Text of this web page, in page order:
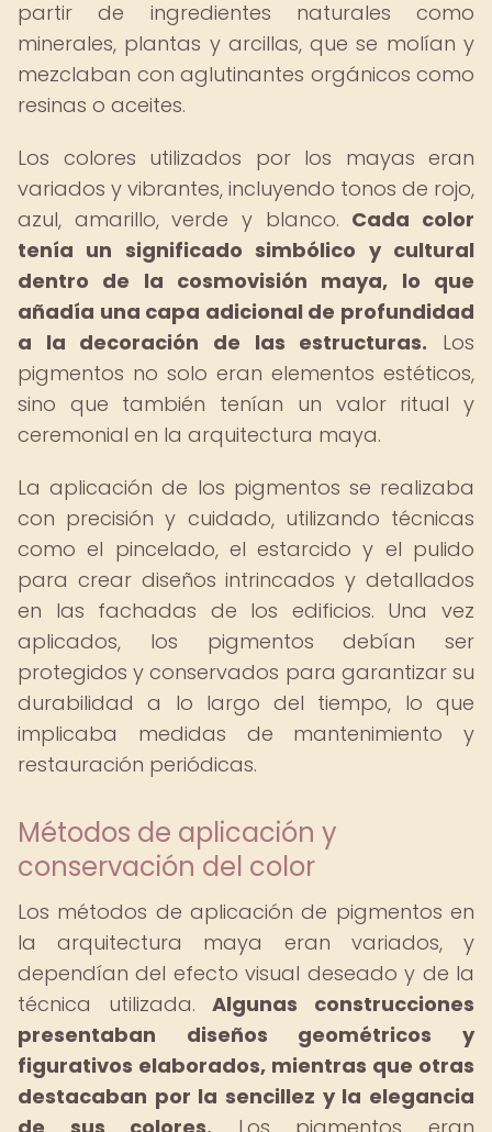
partir de ingredientes naturales como
minerales, plantas y arcillas, que se molían y
mezclaban con aglutinantes orgánicos como
resinas o aceites.
Los colores utilizados por los mayas eran
variados y vibrantes, incluyendo tonos de rojo,
azul, amarillo, verde y blanco. Cada color
tenía un significado simbólico y cultural
dentro de la cosmovisión maya, lo que
añadía una capa adicional de profundidad
a la decoración de las estructuras. Los
pigmentos no solo eran elementos estéticos,
sino que también tenían un valor ritual y
ceremonial en la arquitectura maya.
La aplicación de los pigmentos se realizaba
con precisión y cuidado, utilizando técnicas
como el pincelado, el estarcido y el pulido
para crear diseños intrincados y detallados
en las fachadas de los edificios. Una vez
aplicados, los pigmentos debían ser
protegidos y conservados para garantizar su
durabilidad a lo largo del tiempo, lo que
implicaba medidas de mantenimiento y
restauración periódicas.
Métodos de aplicación y
conservación del color
Los métodos de aplicación de pigmentos en
la arquitectura maya eran variados, y
dependían del efecto visual deseado y de la
técnica utilizada.Algunas construcciones
presentaban diseños geométricos y
figurativos elaborados, mientras que otras
destacaban por la sencillez y la elegancia